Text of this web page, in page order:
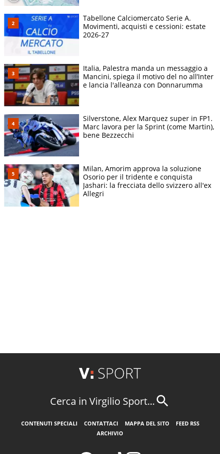
Tabellone Calciomercato Serie A.
Movimenti, acquisti e cessioni: estate
2026-27
Italia, Palestra manda un messaggio a
Mancini, spiega il motivo del no all’Inter
e lancia l'alleanza con Donnarumma
Silverstone, Alex Marquez super in FP1.
Marc lavora per la Sprint (come Martin),
bene Bezzecchi
Milan, Amorim approva la soluzione
Osorio per il tridente e conquista
Jashari: la frecciata dello svizzero all'ex
Allegri
Cerca in Virgilio Sport...
CONTENUTI SPECIALI CONTATTACI MAPPA DEL SITO
FEED RSS
ARCHIVIO